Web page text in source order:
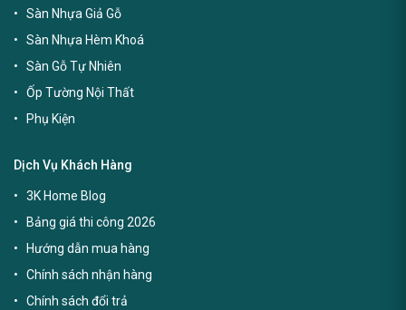
Sàn Nhựa Giả Gỗ
Sàn Nhựa Hèm Khoá
Sàn Gỗ Tự Nhiên
Ốp Tường Nội Thất
Phụ Kiện
Dịch Vụ Khách Hàng
3K Home Blog
Bảng giá thi công 2026
Hướng dẫn mua hàng
Chính sách nhận hàng
Chính sách đổi trả